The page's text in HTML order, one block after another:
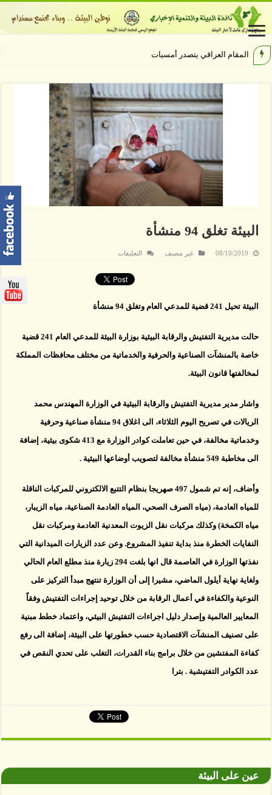
المقام العراقي يتصدر أمسيات الهيبودر
البيئة تغلق 94 منشأة
08/10/2019 غير مصنف التعليقات
94
منشأة
البيئة تحيل 241 قضية للمدعي العام وتغلق 94 منشأة
حالت مديرية التفتيش والرقابة البيئية بوزارة البيئة للمدعي العام 241 قضية
خاصة بالمنشآت الصناعية والحرفية والخدماتية من مختلف محافظات المملكة
لمخالفتها قانون البيئة.
واشار مدير مديرية التفتيش والرقابة البيئية في الوزارة المهندس محمد
الريالات في تصريح اليوم الثلاثاء، الى اغلاق 94 منشأة صناعية وحرفية
وخدماتية مخالفة، في حين تعاملت كوادر الوزارة مع 413 شكوى بيئية، إضافة
الى مخاطبة 549 منشأة مخالفة لتصويب أوضاعها البيئية .
وأضاف، إنه تم شمول 497 صهريجا بنظام التتبع الالكتروني للمركبات الناقلة
للمياه العادمة، (مياه الصرف الصحي، المياه العادمة الصناعية، مياه الزيبار،
مياه الكمخة) وكذلك مركبات نقل الزيوت المعدنية العادمة ومركبات نقل
النفايات الخطرة منذ بداية تنفيذ المشروع. وعن عدد الزيارات الميدانية التي
نفذتها الوزارة في العاصمة قال انها بلغت 294 زيارة منذ مطلع العام الحالي
ولغاية نهاية أيلول الماضي، مشيرا إلى أن الوزارة تنتهج مبدأ التركيز على
النوعية والكفاءة في أعمال الرقابة من خلال توحيد إجراءات التفتيش وفقاً
المعايير العالمية وإصدار دليل اجراءات التفتيش البيئي، واعتماد خطط مبنية
على تصنيف المنشآت الاقتصادية حسب خطورتها على البيئة، إضافة الى رفع
كفاءة المفتشين من خلال برامج بناء القدرات، التغلب على تحدي النقص في
عدد الكوادر التفتيشية . بترا
عين على البيئة